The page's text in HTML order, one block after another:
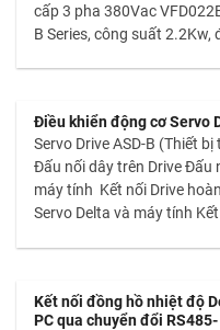
cấp 3 pha 380Vac
B Series, công suất
Điều khiển động cơ Servo
Servo Drive ASD-B (Thiết
Đấu nối dây trên Drive Đấu
máy tính Kết nối Drive
Servo Delta và máy tính
Kết nối đồng hồ nhiệt độ
PC qua chuyển đổi